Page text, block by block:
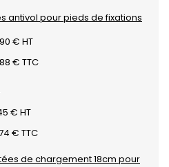
antivol pour pieds de fixations
€ HT
€ TTC
€ HT
€ TTC
de chargement 18cm pour